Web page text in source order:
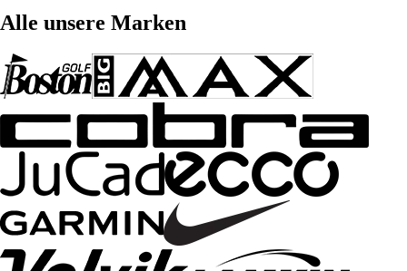
Alle unsere Marken